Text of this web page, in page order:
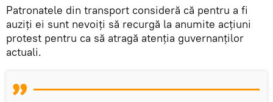
Patronatele din transport consideră că pentru a fi
auziți ei sunt nevoiți să recurgă la anumite acțiuni
protest pentru ca să atragă atenția guvernanților
actuali.